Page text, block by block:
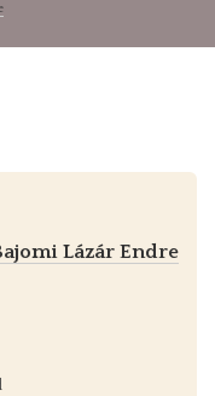
Lázár Endre